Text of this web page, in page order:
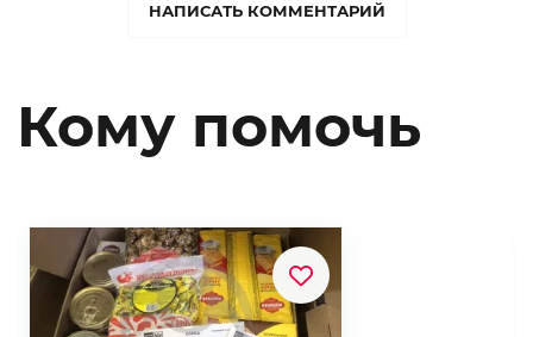
НАПИСАТЬ КОММЕНТАРИЙ
Кому помочь